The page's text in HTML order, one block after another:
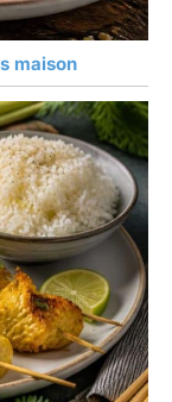
maison